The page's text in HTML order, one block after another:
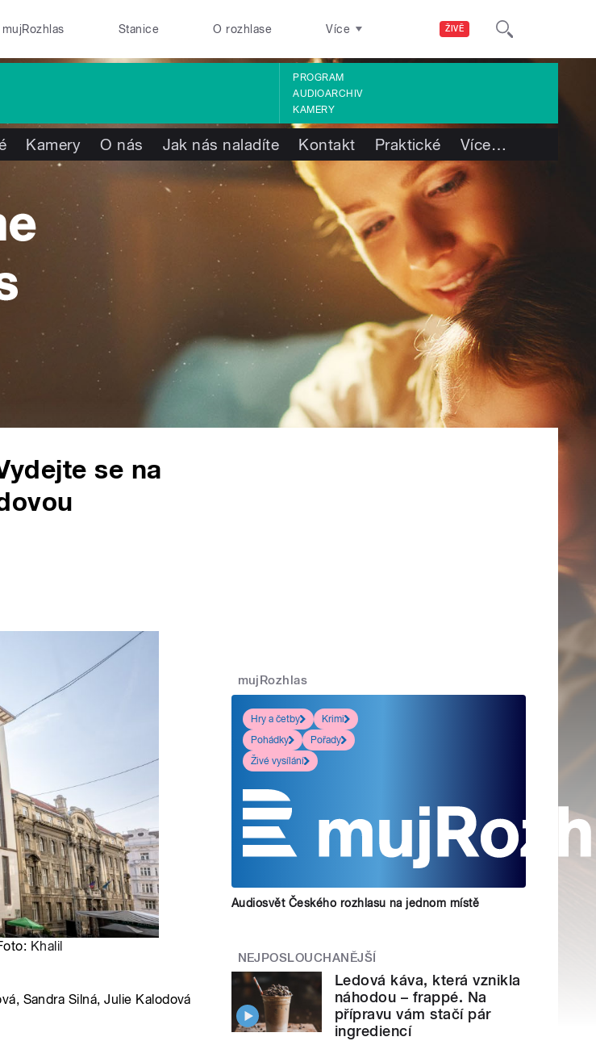
ŽIVĚ
mujRozhlas Stanice O rozhlase Více
PROGRAM
AUDIOARCHIV
KAMERY
Kamery O nás Jak nás naladíte Kontakt Praktické Více…
se na
Khalil
Sandra Silná, Julie Kalodová
mujRozhlas
Hry a četby
Krimi
Pohádky
Pořady
Živé vysílání
Audiosvět Českého rozhlasu na jednom místě
NEJPOSLOUCHANĚJŠÍ
Ledová káva, která vznikla
náhodou – frappé. Na
přípravu vám stačí pár
ingrediencí